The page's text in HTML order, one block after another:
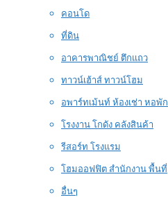
คอนโด
ที่ดิน
อาคารพาณิชย์ ตึกแถว
ทาวน์เฮ้าส์ ทาวน์โฮม
อพาร์ทเม้นท์ ห้องเช่า หอพัก
โรงงาน โกดัง คลังสินค้า
รีสอร์ท โรงแรม
โฮมออฟฟิต สำนักงาน พื้นที่
อื่นๆ